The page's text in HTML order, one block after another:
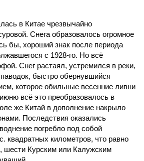
в Китае чрезвычайно
Снега образовалось огромное
бы, хороший знак после периода
с 1928-го. Но всё
Снег растаял, устремился в реки,
быстро обернувшийся
которое обильные весенние ливни
всё это преобразовалось в
же Китай в дополнение накрыло
Последствия оказались
погребло под собой
квадратных километров, что равно
шести Курским или Калужским